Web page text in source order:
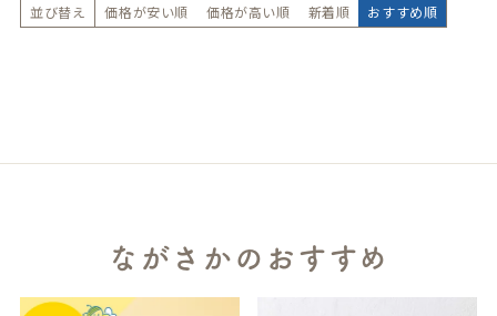
並び替え 価格が安い順 価格が高い順 新着順 おすすめ順
ながさかのおすすめ